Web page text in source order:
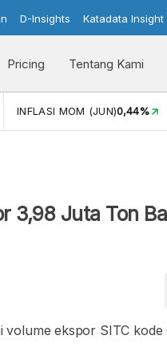
D-Insights Katadata
Pricing Tentang Kami
INFLASI MOM (JUN)0,44%
3,98 Juta Ton
volume ekspor SITC